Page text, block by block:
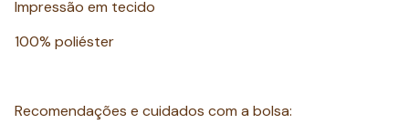
Impressão em tecido
100% poliéster
Recomendações e cuidados com a bolsa: